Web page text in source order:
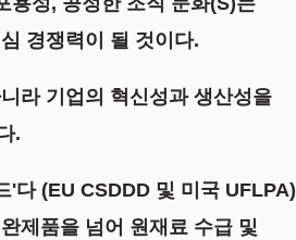
경쟁력이 될 것이다.
라 기업의 혁신성과 생산성을
.
'다 (EU CSDDD 및 미국 UFLPA)
제품을 넘어 원재료 수급 및